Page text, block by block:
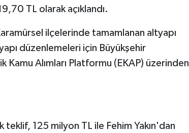
TL olarak açıklandı.
ilçelerinde tamamlanan altyapı
düzenlemeleri için Büyükşehir
Kamu Alımları Platformu (EKAP) üzerinden
teklif, 125 milyon TL ile Fehim Yakın'dan